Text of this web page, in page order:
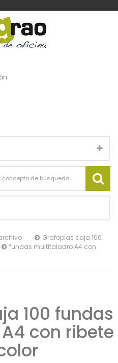
Grafoplas caja 100
fundas multitaladro A4 con
100 fundas
con ribete